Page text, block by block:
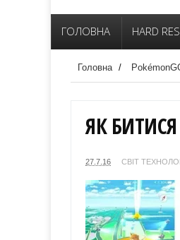
ГОЛОВНА HARD
Головна /
ЯК БИТИСЯ
27.7.16 СВІТ